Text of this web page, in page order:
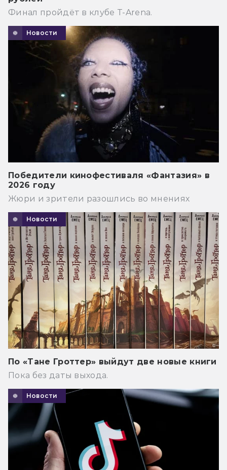
Финал пройдёт в клубе T-Arena.
Новости
Победители кинофестиваля «Фантазия» в
2026 году
Жюри и зрители разошлись во мнениях
Новости
По «Тане Гроттер» выйдут две новые книги
Пока без даты выхода.
Новости